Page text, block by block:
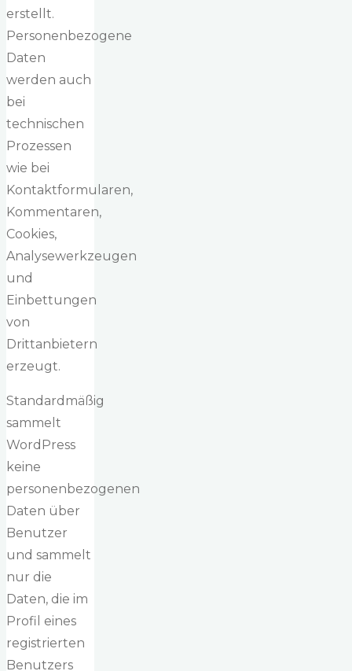
erstellt.
Personenbezogene
Daten
werden auch
bei
technischen
Prozessen
wie bei
Kontaktformularen,
Kommentaren,
Cookies,
Analysewerkzeugen
und
Einbettungen
von
Drittanbietern
erzeugt.
Standardmäßig
sammelt
WordPress
keine
personenbezogenen
Daten über
Benutzer
und sammelt
nur die
Daten, die im
Profil eines
registrierten
Benutzers